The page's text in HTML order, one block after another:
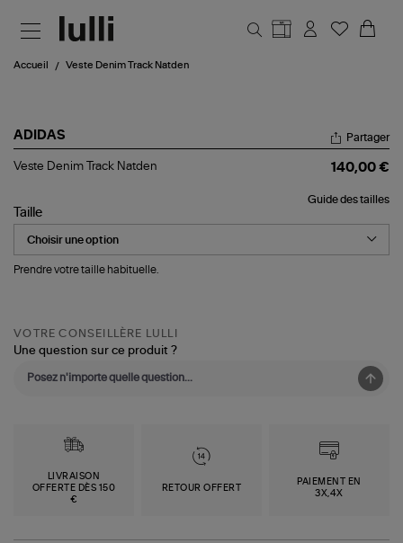
Accueil Veste Denim Track Natden
ADIDAS
Veste
Natden
Partager
Veste Denim Track Natden 140,00 €
Guide des tailles
Taille
Prendre votre taille habituelle.
VOTRE CONSEILLÈRE LULLI
Une question sur ce produit ?
LIVRAISON
OFFERTE DÈS 150
€
RETOUR OFFERT
PAIEMENT EN
3X,4X